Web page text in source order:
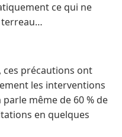
ce qui ne
terreau…
ces précautions ont
les interventions
même de 60 % de
en quelques